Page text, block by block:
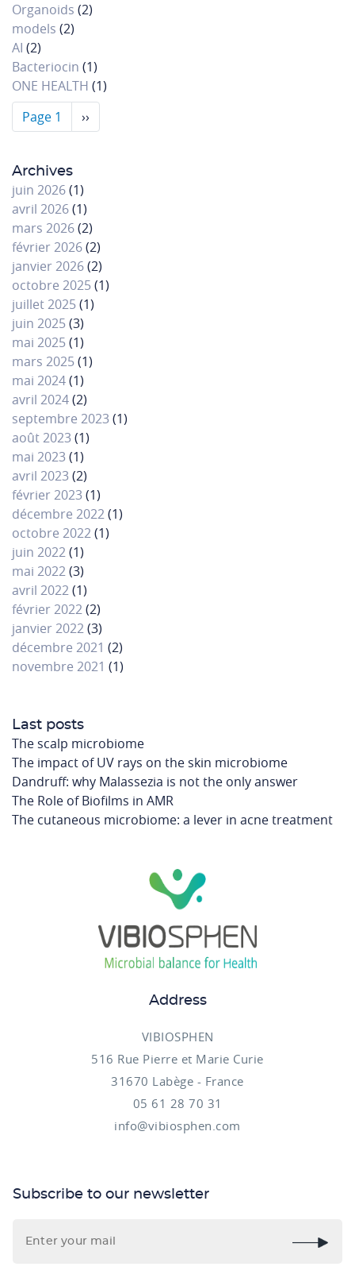
Organoids (2)
models (2)
AI (2)
Bacteriocin (1)
ONE HEALTH (1)
Pagination
Page 1
Page
suivante
››
Archives
juin 2026(1)
avril 2026(1)
mars 2026(2)
février 2026(2)
janvier 2026(2)
octobre 2025(1)
juillet 2025(1)
juin 2025(3)
mai 2025(1)
mars 2025(1)
mai 2024(1)
avril 2024(2)
septembre 2023(1)
août 2023(1)
mai 2023(1)
avril 2023(2)
février 2023(1)
décembre 2022(1)
octobre 2022(1)
juin 2022(1)
mai 2022(3)
avril 2022(1)
février 2022(2)
janvier 2022(3)
décembre 2021 (2)
novembre 2021 (1)
Last posts
The scalp microbiome
The impact of UV rays on the skin microbiome
Dandruff: why Malassezia is not the only answer
The Role of Biofilms in AMR
The cutaneous microbiome: a lever in acne treatment
Address
VIBIOSPHEN
516 Rue Pierre et Marie Curie
31670 Labège - France
05 61 28 70 31
info@vibiosphen.com
Subscribe to our newsletter